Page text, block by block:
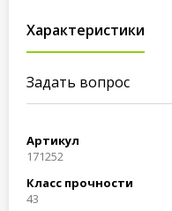
Характеристики
Задать вопрос
Артикул
171252
Класс прочности
43